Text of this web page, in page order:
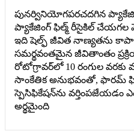
పునర్వినియోగపరచదగిన
ప్యాకేజింగ్ ఫిల్మ్ రీసైకిల్
ఇది షెల్ఫ్ జీవిత నాణ్యతను
సమర్థవంతమైన జీవితాంతం
రోటోగ్రావర్‌లో 10 రంగుల వరకు
సాంకేతిక అనుభవంతో, ఫారమ్
స్పెసిఫికేషన్‌ను
అర్థమైంది